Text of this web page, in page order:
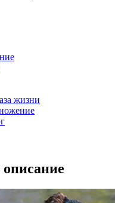
жизни